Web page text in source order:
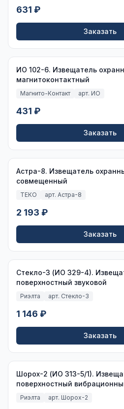
631 ₽
Заказать
ИО 102-6. Извещатель
магнитоконтактный
Магнито-Контакт арт. ИО
431 ₽
Заказать
Астра-8. Извещатель
совмещенный
ТЕКО арт. Астра-8
2 193 ₽
Заказать
Стекло-3 (ИО 329-4).
поверхностный звуковой
Риэлта арт. Стекло-3
1 146 ₽
Заказать
Шорох-2 (ИО 313-5/1).
поверхностный
Риэлта арт. Шорох-2